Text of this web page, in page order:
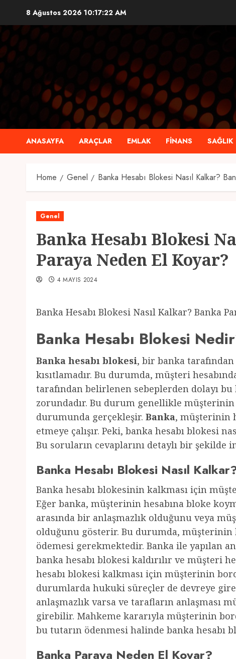
content
8 Ağustos 2026 10:17:23 AM
ANASAYFA ARAÇLAR EMLAK FINANS SAĞLIK
Home Genel Banka Hesabı Blokesi Nasıl Kalkar?
Genel
Banka Hesabı Blokesi
Paraya Neden El Koyar?
4 MAYIS 2024
Banka Hesabı Blokesi Nasıl Kalkar? Banka
Banka Hesabı Blokesi
Banka hesabı blokesi, bir banka
kısıtlamadır. Bu durumda, müşteri
tarafından belirlenen sebeplerden dolayı bu
zorundadır. Bu durum genellikle müşterinin
durumunda gerçekleşir. Banka, müşterinin
etmeye çalışır. Peki, banka hesabı blokesi
Bu soruların cevaplarını detaylı bir şekilde
Banka Hesabı Blokesi Nasıl
Banka hesabı blokesinin kalkması için
Eğer banka, müşterinin hesabına bloke
arasında bir anlaşmazlık olduğunu veya
olduğunu gösterir. Bu durumda,
ödemesi gerekmektedir. Banka ile yapılan
banka hesabı blokesi kaldırılır ve müşteri
hesabı blokesi kalkması için müşterinin
durumlarda hukuki süreçler de devreye
anlaşmazlık varsa ve tarafların anlaşması
girebilir. Mahkeme kararıyla müşterinin
bu tutarın ödenmesi halinde banka hesabı
Banka Paraya Neden El Koyar?